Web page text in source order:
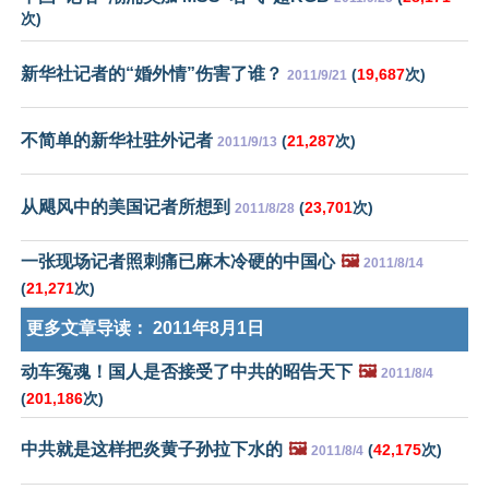
次)
新华社记者的“婚外情”伤害了谁？ 2011/9/21 (19,687次)
不简单的新华社驻外记者 2011/9/13 (21,287次)
从飓风中的美国记者所想到 2011/8/28 (23,701次)
一张现场记者照刺痛已麻木冷硬的中国心 🖼️ 2011/8/14
(21,271次)
更多文章导读： 2011年8月1日
动车冤魂！国人是否接受了中共的昭告天下 🖼️ 2011/8/4
(201,186次)
中共就是这样把炎黄子孙拉下水的 🖼️ 2011/8/4 (42,175次)